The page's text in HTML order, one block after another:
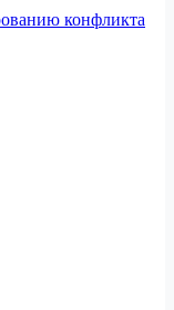
конфликта